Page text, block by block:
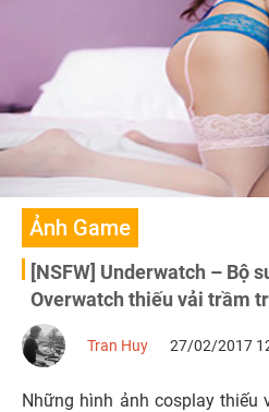
Ảnh Game
[NSFW] Underwatch – Bộ
Overwatch thiếu vải trầm
Tran Huy 27/02/2017
Những hình ảnh cosplay thiếu